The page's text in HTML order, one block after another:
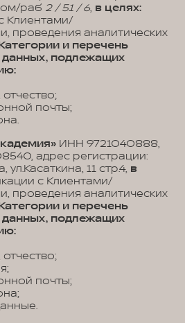
раб 2 / 51 / 6, в целях:
Клиентами/
проведения аналитических
и перечень
подлежащих
почты;
ИНН 9721040888,
адрес регистрации:
ул.Касаткина, 11 стр.4, в
с Клиентами/
проведения аналитических
и перечень
подлежащих
почты;